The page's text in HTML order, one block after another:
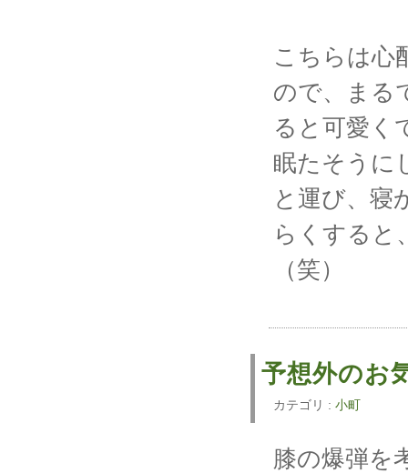
こちらは心
ので、まる
ると可愛く
眠たそうに
と運び、寝
らくすると
（笑）
予想外のお
カテゴリ : 小町
膝の爆弾を